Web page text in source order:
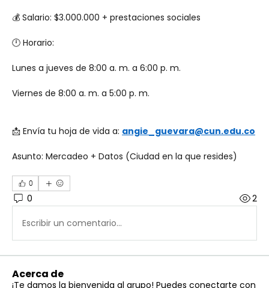
💰 Salario: $3.000.000 + prestaciones sociales
🕛 Horario:
Lunes a jueves de 8:00 a. m. a 6:00 p. m.
Viernes de 8:00 a. m. a 5:00 p. m.
📩 Envía tu hoja de vida a: angie_guevara@cun.edu.co
Asunto: Mercadeo + Datos (Ciudad en la que resides)
0
0 2
Escribir un comentario...
Acerca de
¡Te damos la bienvenida al grupo! Puedes conectarte con